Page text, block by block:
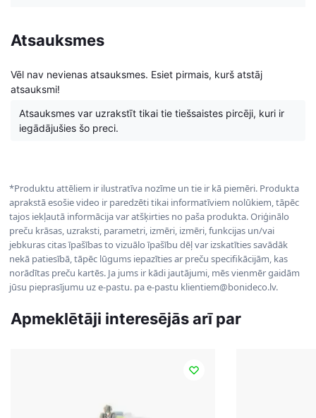
Atsauksmes
Vēl nav nevienas atsauksmes. Esiet pirmais, kurš atstāj
atsauksmi!
Atsauksmes var uzrakstīt tikai tie tiešsaistes pircēji, kuri ir
iegādājušies šo preci.
*Produktu attēliem ir ilustratīva nozīme un tie ir kā piemēri. Produkta
aprakstā esošie video ir paredzēti tikai informatīviem nolūkiem, tāpēc
tajos iekļautā informācija var atšķirties no paša produkta. Oriģinālo
preču krāsas, uzraksti, parametri, izmēri, izmēri, funkcijas un/vai
jebkuras citas īpašības to vizuālo īpašību dēļ var izskatīties savādāk
nekā patiesībā, tāpēc lūgums iepazīties ar preču specifikācijām, kas
norādītas preču kartēs. Ja jums ir kādi jautājumi, mēs vienmēr gaidām
jūsu pieprasījumu uz e-pastu. pa e-pastu klientiem@bonideco.lv.
Apmeklētāji interesējās arī par